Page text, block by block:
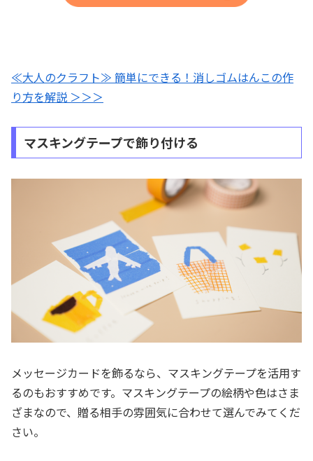
≪大人のクラフト≫ 簡単にできる！消しゴムはんこの作
り方を解説 ＞＞＞
マスキングテープで飾り付ける
メッセージカードを飾るなら、マスキングテープを活用す
るのもおすすめです。マスキングテープの絵柄や色はさま
ざまなので、贈る相手の雰囲気に合わせて選んでみてくだ
さい。